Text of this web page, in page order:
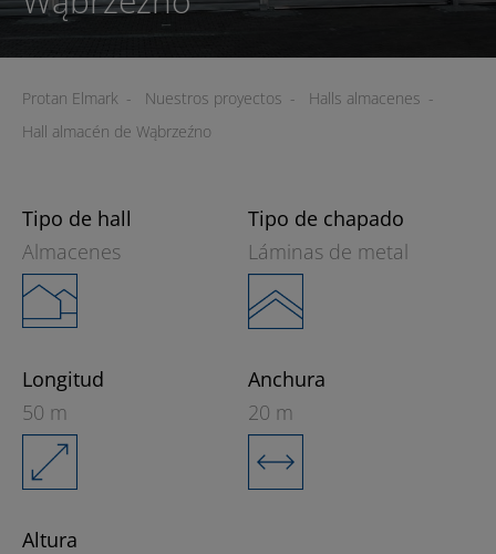
Protan Elmark - Nuestros proyectos - Halls almacenes -
Hall almacén de Wąbrzeźno
Tipo de hall
Almacenes
Tipo de chapado
Láminas de metal
Longitud
50 m
Anchura
20 m
Altura